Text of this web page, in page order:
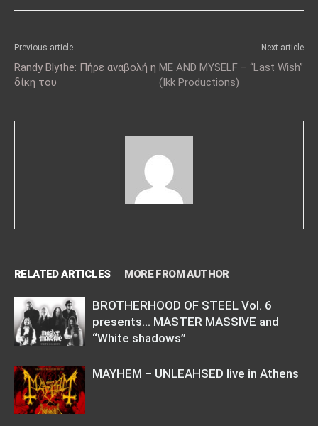
Previous article
Randy Blythe: Πήρε αναβολή η
δίκη του
Next article
ME AND MYSELF – “Last Wish”
(Ikk Productions)
RELATED ARTICLES MORE FROM AUTHOR
BROTHERHOOD OF STEEL Vol. 6
presents… MASTER MASSIVE and
“White shadows”
MAYHEM – UNLEAHSED live in Athens